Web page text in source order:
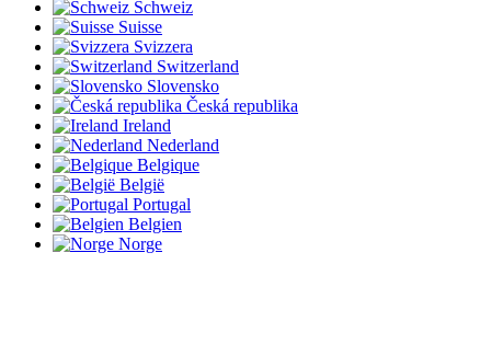
Schweiz
Suisse
Svizzera
Switzerland
Slovensko
Česká republika
Ireland
Nederland
Belgique
België
Portugal
Belgien
Norge